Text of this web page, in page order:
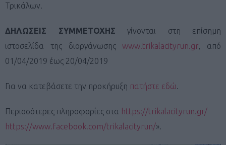
Τρικάλων.
ΔΗΛΩΣΕΙΣ ΣΥΜΜΕΤΟΧΗΣ γίνονται στη επίσημη
ιστοσελίδα της διοργάνωσηςwww.trikalacityrun.gr, από
01/04/2019 έως 20/04/2019
Για να κατεβάσετε την προκήρυξη πατήστε εδώ.
Περισσότερες πληροφορίες στα https://trikalacityrun.gr/
https://www.facebook.com/trikalacityrun/».